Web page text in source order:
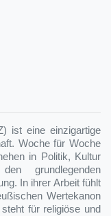
ist eine einzigartige
Woche für Woche
in Politik, Kultur
grundlegenden
In ihrer Arbeit fühlt
Wertekanon
für religiöse und